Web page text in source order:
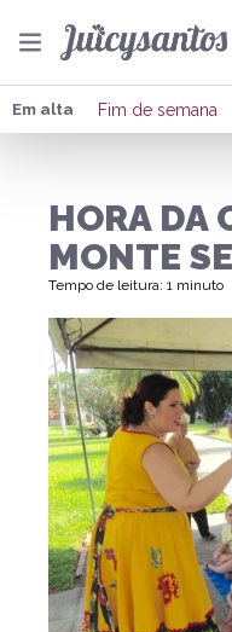
Em alta Fim de semana
HORA DA
MONTE
Tempo de leitura: 1 minuto